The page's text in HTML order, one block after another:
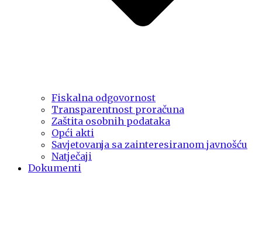
Fiskalna odgovornost
Transparentnost proračuna
Zaštita osobnih podataka
Opći akti
Savjetovanja sa zainteresiranom javnošću
Natječaji
Dokumenti